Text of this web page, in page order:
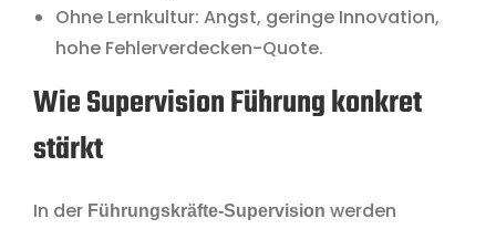
Ohne Lernkultur: Angst, geringe Innovation,
hohe Fehlerverdecken-Quote.
Wie Supervision Führung konkret
stärkt
In der Führungskräfte-Supervision werden